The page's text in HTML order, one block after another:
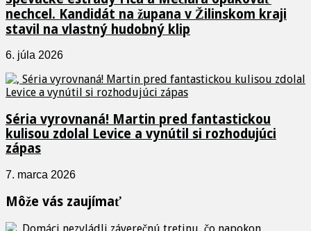
nechcel. Kandidát na župana v Žilinskom kraji
stavil na vlastný hudobný klip
6. júla 2026
Séria vyrovnaná! Martin pred fantastickou
kulisou zdolal Levice a vynútil si rozhodujúci
zápas
7. marca 2026
Môže vás zaujímať